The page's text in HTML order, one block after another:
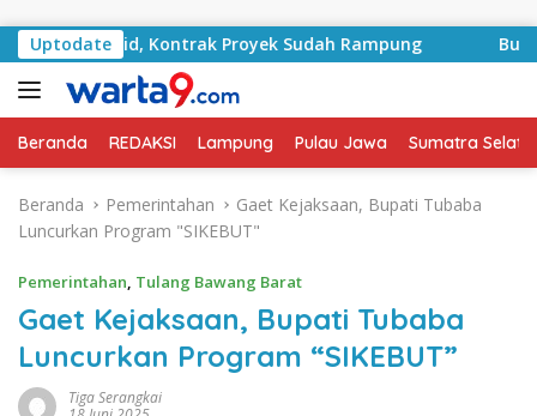
Uptodate
Basyid, Kontrak Proyek Sudah Rampung Bulan
Beranda REDAKSI Lampung Pulau Jawa Sumatra
Beranda Pemerintahan
Gaet Kejaksaan, Bupati Tubaba
Luncurkan Program "SIKEBUT"
Pemerintahan, Tulang Bawang Barat
Gaet Kejaksaan, Bupati Tubaba
Luncurkan Program “SIKEBUT”
Tiga Serangkai